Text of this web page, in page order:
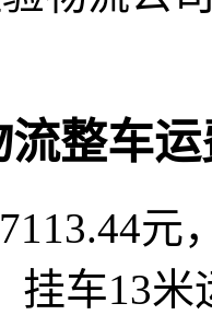
整车
元
挂车13